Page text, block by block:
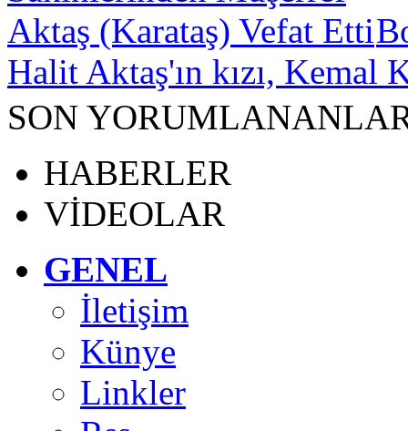
Halit Aktaş'ın kızı, Kemal
SON
HABERLER
VİDEOLAR
GENEL
İletişim
Künye
Linkler